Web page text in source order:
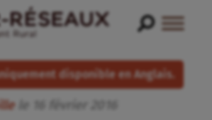
disponible en Anglais.
le février